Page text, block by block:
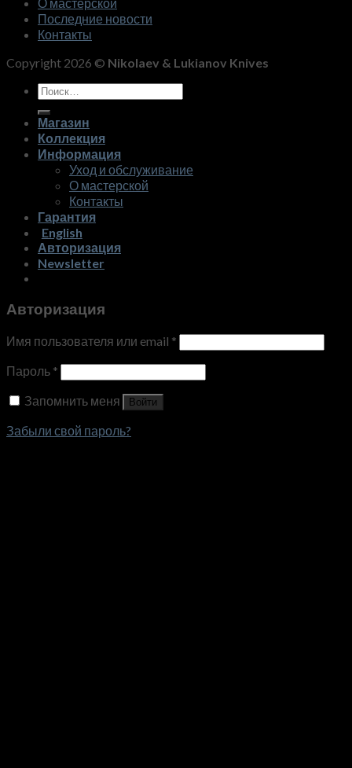
Последние новости
Контакты
Copyright 2026 © Nikolaev & Lukianov Knives
Искать:
Магазин
Коллекция
Информация
Уход и обслуживание
О мастерской
Контакты
Гарантия
English
Авторизация
Newsletter
Авторизация
Имя пользователя или email *
Пароль *
Запомнить меня
Войти
Забыли свой пароль?